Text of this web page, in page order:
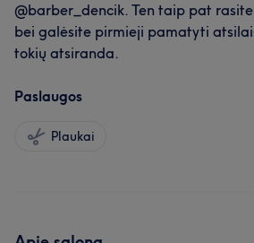
@barber_dencik. Ten taip pat
bei galėsite pirmieji pamatyti
tokių atsiranda.
Paslaugos
Plaukai